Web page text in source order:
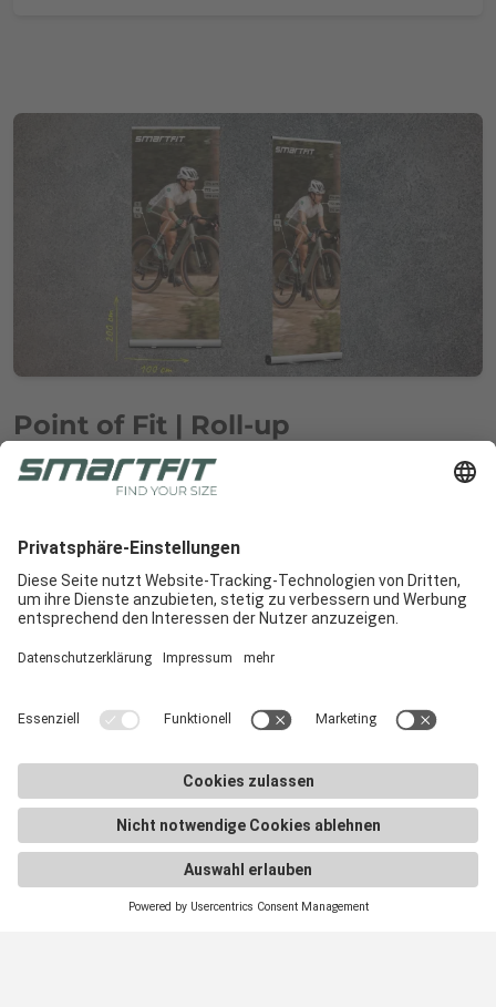
Point of Fit | Roll-up
UnsereRoll-upsteht euch im Format 100 x 200 cm zum
zur Verfügung. Es ist mit 10 mm Anschnitt
einfach bestellen.
Die Druckdatei könnt ihr euch hier direkt
herunterladen:
Point of Fit | Roll-up | 100 x 200 cm
Download POF - Roll-up.pdf —29.8MB